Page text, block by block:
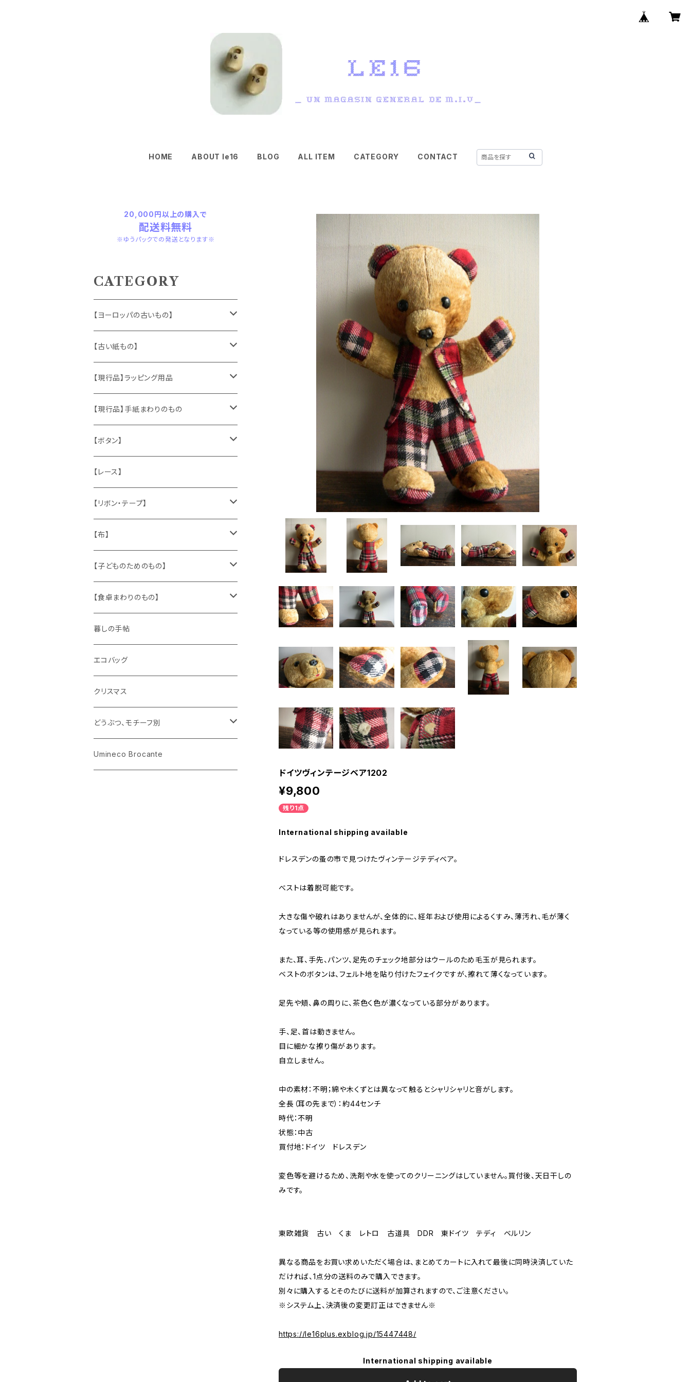
HOME ABOUT le16 BLOG ALL ITEM CATEGORY CONTACT
ドイツヴィンテージベア1202
¥9,800
残り1点
International shipping available
ドレスデンの蚤の市で見つけたヴィンテージテディベア。
べストは着脱可能です。
大きな傷や破れはありませんが、全体的に、経年および使用によるくすみ、薄汚れ、毛が薄く
なっている等の使用感が見られます。
また、耳、手先、パンツ、足先のチェック地部分はウールのため毛玉が見られます。
ベストのボタンは、フェルト地を貼り付けたフェイクですが、擦れて薄くなっています。
足先や頬、鼻の周りに、茶色く色が濃くなっている部分があります。
手、足、首は動きません。
目に細かな擦り傷があります。
自立しません。
中の素材：不明；綿や木くずとは異なって触るとシャリシャリと音がします。
全長（耳の先まで）：約44センチ
時代：不明
状態：中古
買付地：ドイツ ドレスデン
変色等を避けるため、洗剤や水を使ってのクリーニングはしていません。買付後、天日干しの
みです。
東欧雑貨 古い くま レトロ 古道具 DDR 東ドイツ テディ ベルリン
異なる商品をお買い求めいただく場合は、まとめてカートに入れて最後に同時決済していた
だければ、1点分の送料のみで購入できます。
別々に購入するとそのたびに送料が加算されますので、ご注意ください。
※システム上、決済後の変更訂正はできません※
https://le16plus.exblog.jp/15447448/
International shipping available
20,000円以上の購入で
配送料無料
※ゆうパックでの発送となります※
CATEGORY
【ヨーロッパの古いもの】
ヴィンテージアクセサリー
おもちゃ、ぬいぐるみ
くま、テディベア
うさぎ
キャラクター
ピノキオ
ヴィンテージファブリック
ハンドメイド製品
お部屋に飾るもの
メタル製品
缶、箱
陶磁器
文房具
木製品
ミニチュア、ドールハウス
【古い紙もの】
切手、FDC
ポストカード、カレンダー
マッチラベル、食品ラベル
蔵書票、荷札、ビュバー、伝票
シール、ステッカー、クロモス
袋、箱、ナプキン、コースター
パズル、ゲーム
古本、古雑誌、古えほん
古レコード
古せっけん
ラッピングペーパー、壁紙
【現行品】ラッピング用品
伝票、タグ、シール
袋、ラッピングペーパー
ひも、テープ
【現行品】手紙まわりのもの
封筒、ポストカード
切手
スタンプ
文房具
【ボタン】
木
貝
メタル
ガラス
プラスチック
紙
【レース】
【リボン・テープ】
チロルテープ・イニシャルテープ
トリム
ワッペン
【布】
キッチンクロス、ナプキン
ニット
布地
【子どものためのもの】
身に着けるもの
【食卓まわりのもの】
ガラス
花びん
小物入れ
陶磁器
カップアンドソーサー
プレート
木製品
ホーロー
メタル
暮しの手帖
エコバッグ
クリスマス
どうぶつ、モチーフ別
くま、ベア
Umineco Brocante